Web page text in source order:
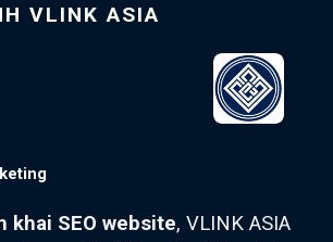
VLINK ASIA
khai SEO website, VLINK ASIA